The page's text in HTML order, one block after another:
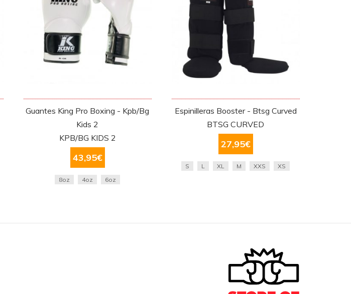
Guantes King Pro Boxing - Kpb/Bg
Kids 2
KPB/BG KIDS 2
43,95€
8oz 4oz 6oz
Espinilleras Booster - Btsg Curved
BTSG CURVED
27,95€
S L XL M XXS XS